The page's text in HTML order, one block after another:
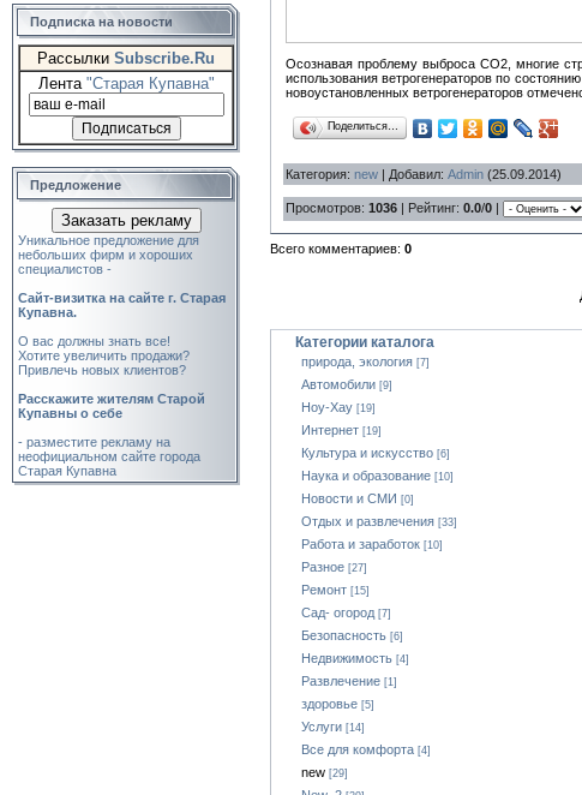
Подписка на новости
Рассылки Subscribe.Ru
Лента "Старая Купавна"
Предложение
Заказать рекламу
Уникальное предложение для
небольших фирм и хороших
специалистов -
Cайт-визитка на сайте г. Старая
Купавна.
О вас должны знать все!
Хотите увеличить продажи?
Привлечь новых клиентов?
Расскажите жителям Старой
Купавны о себе
- разместите рекламу на
неофициальном сайте города
Старая Купавна
Осознавая проблему выброса CO2, многие
использования ветрогенераторов по
новоустановленных ветрогенераторов
Поделиться…
Категория: new Добавил: Admin (25.09.2014)
Просмотров: 1036 Рейтинг: 0.0/0
Всего комментариев: 0
Категории каталога
природа, экология [7]
Автомобили [9]
Ноу-Хау [19]
Интернет [19]
Культура и искусство [6]
Наука и образование [10]
Новости и СМИ [0]
Отдых и развлечения [33]
Работа и заработок [10]
Разное [27]
Ремонт [15]
Сад- огород [7]
Безопасность [6]
Недвижимость [4]
Развлечение [1]
здоровье [5]
Услуги [14]
Все для комфорта [4]
new [29]